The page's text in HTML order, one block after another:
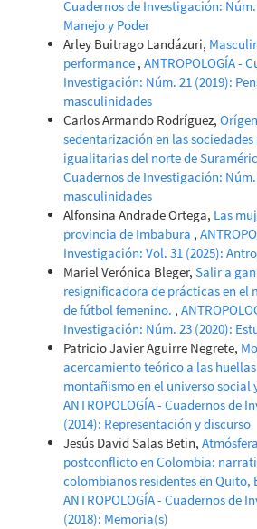
Cuadernos de Investigación: Núm.
Manejo y Poder
Arley Buitrago Landázuri,
performance , ANTROPOLOGÍA -
Investigación: Núm. 21 (2019):
masculinidades
Carlos Armando Rodríguez,
sedentarización en las
igualitarias del norte de
Cuadernos de Investigación: Núm.
masculinidades
Alfonsina Andrade Ortega, Las
provincia de Imbabura ,
Investigación: Vol. 31 (2025):
Mariel Verónica Bleger, Salir a
resignificadora de prácticas en el
de fútbol femenino. ,
Investigación: Núm. 23 (2020):
Patricio Javier Aguirre Negrete,
acercamiento teórico a las
montañismo en el universo social
ANTROPOLOGÍA - Cuadernos de
(2014): Representación y discurso
Jesús David Salas Betin,
postconflicto en Colombia:
colombianos residentes en Quito,
ANTROPOLOGÍA - Cuadernos de
(2018): Memoria(s)